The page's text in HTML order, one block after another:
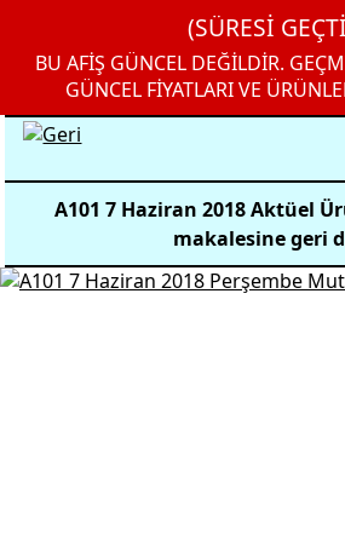
(SÜRESİ
BU AFİŞ GÜNCEL DEĞİLDİR.
GÜNCEL FİYATLARI VE
A101 7 Haziran 2018 Aktüel
makalesine geri